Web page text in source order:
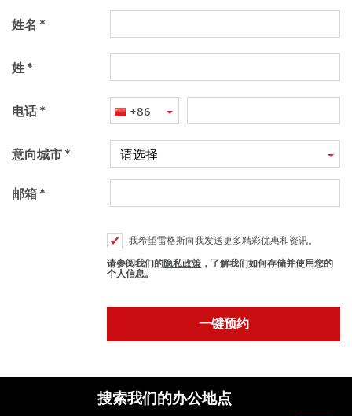
姓名
姓
电话 +86
意向城市 请选择
邮箱
我希望雷格斯向我发送更多精彩优惠和资讯。
请参阅我们的隐私政策 ，了解我们如何存储并使用您的
个人信息。
搜索我们的办公地点